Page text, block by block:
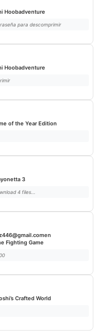
Hoobadventure
para descomprimir
Hoobadventure
of the Year Edition
3
4 files...
en
Fighting Game
Crafted World